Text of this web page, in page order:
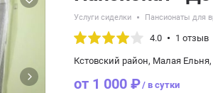
Услуги сиделки Пансионаты для
4.0 1 отзыв
Кстовский район, Малая
от 1 000 ₽/ в сутки